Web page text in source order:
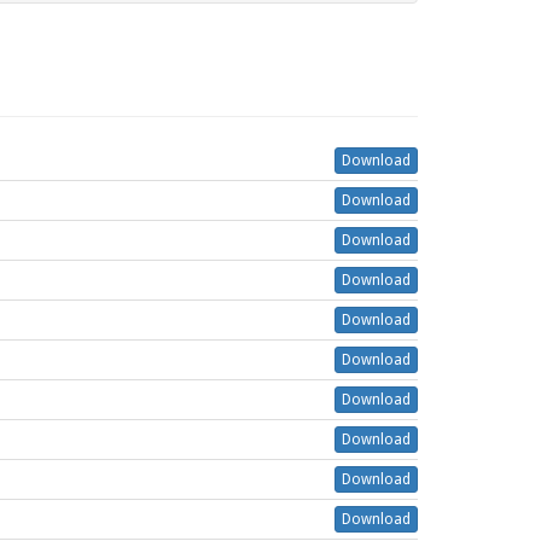
Download
Download
Download
Download
Download
Download
Download
Download
Download
Download